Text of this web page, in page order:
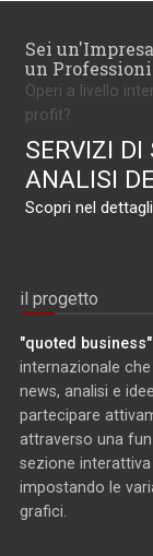
Sei
un
Operi a livello
profit?
SERVIZI DI
ANALISI
Scopri nel
il progetto
"quoted business"
internazionale
news, analisi e
partecipare
attraverso una
sezione
impostando le
grafici.